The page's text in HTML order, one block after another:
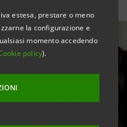
estesa, prestare o meno
la configurazione e
momento accedendo
policy).